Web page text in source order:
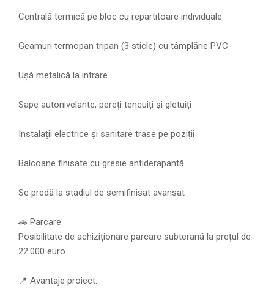
Centrală termică pe bloc cu repartitoare individuale
Geamuri termopan tripan (3 sticle) cu tâmplărie PVC
Ușă metalică la intrare
Sape autonivelante, pereți tencuiți și gletuiți
Instalații electrice și sanitare trase pe poziții
Balcoane finisate cu gresie antiderapantă
Se predă la stadiul de semifinisat avansat
🚗 Parcare:
Posibilitate de achiziționare parcare subterană la prețul de
22.000 euro
📍 Avantaje proiect: